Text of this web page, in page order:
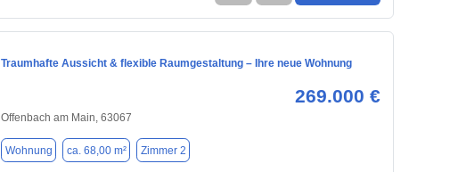
Traumhafte Aussicht & flexible Raumgestaltung – Ihre neue Wohnung
269.000 €
Offenbach am Main, 63067
Wohnung ca. 68,00 m² Zimmer 2